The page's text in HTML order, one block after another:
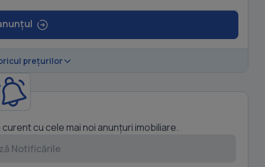
prețurilor
cu cele mai noi anunțuri imobiliare.
Notificările